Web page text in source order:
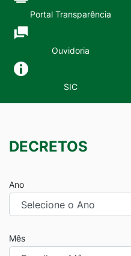
Portal Transparência
Ouvidoria
SIC
DECRETOS
Ano
Mês